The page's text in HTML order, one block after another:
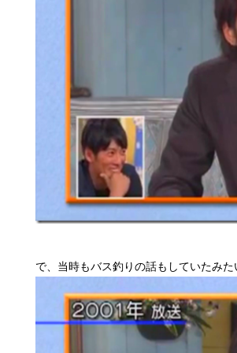
で、当時もバス釣りの話もしていたみた